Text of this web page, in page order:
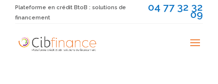
Plateforme en crédit BtoB : solutions de
financement
04 77 32 32
09